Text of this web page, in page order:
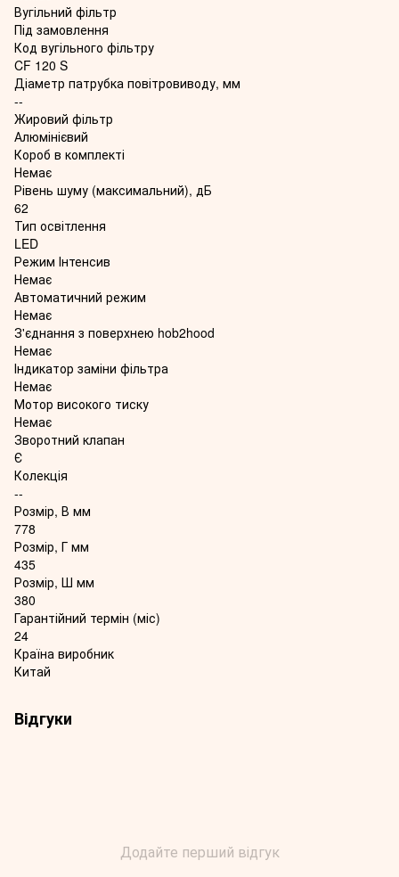
Вугільний фільтр
Під замовлення
Код вугільного фільтру
CF 120 S
Діаметр патрубка повітровиводу, мм
--
Жировий фільтр
Алюмінієвий
Короб в комплекті
Немає
Рівень шуму (максимальний), дБ
62
Тип освітлення
LED
Режим Інтенсив
Немає
Автоматичний режим
Немає
З'єднання з поверхнею hob2hood
Немає
Індикатор заміни фільтра
Немає
Мотор високого тиску
Немає
Зворотний клапан
Є
Колекція
--
Розмір, В мм
778
Розмір, Г мм
435
Розмір, Ш мм
380
Гарантійний термін (міс)
24
Країна виробник
Китай
Відгуки
Додайте перший відгук